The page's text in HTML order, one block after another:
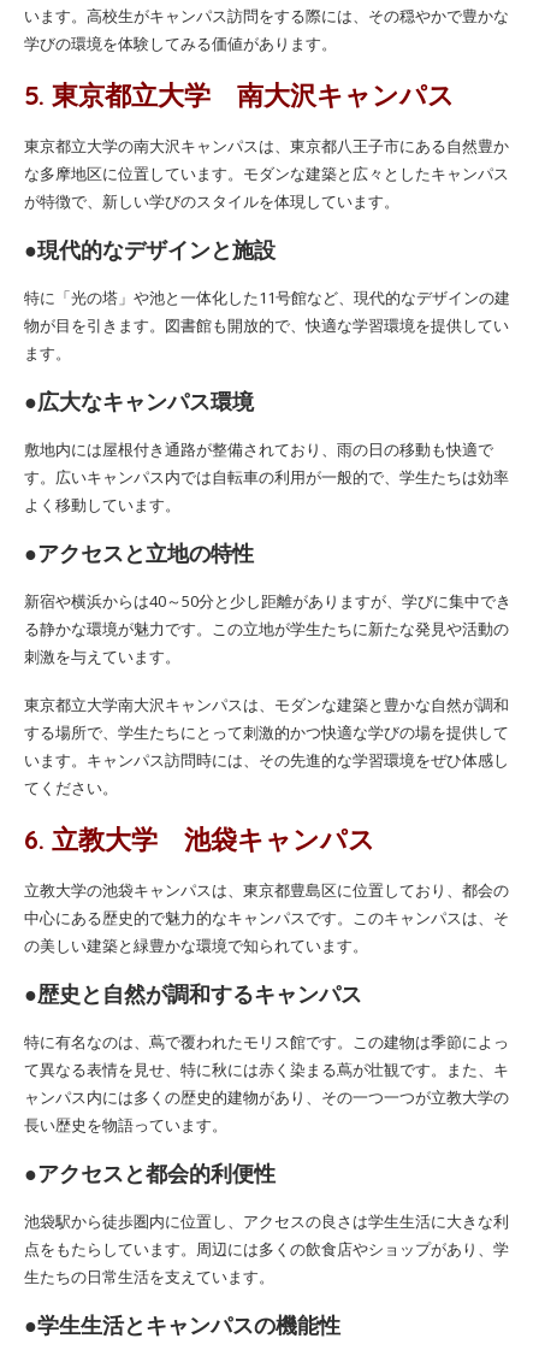
います。高校生がキャンパス訪問をする際には、その穏やかで豊かな
学びの環境を体験してみる価値があります。
5. 東京都立大学 南大沢キャンパス
東京都立大学の南大沢キャンパスは、東京都八王子市にある自然豊か
な多摩地区に位置しています。モダンな建築と広々としたキャンパス
が特徴で、新しい学びのスタイルを体現しています。
●現代的なデザインと施設
特に「光の塔」や池と一体化した11号館など、現代的なデザインの建
物が目を引きます。図書館も開放的で、快適な学習環境を提供してい
ます。
●広大なキャンパス環境
敷地内には屋根付き通路が整備されており、雨の日の移動も快適で
す。広いキャンパス内では自転車の利用が一般的で、学生たちは効率
よく移動しています。
●アクセスと立地の特性
新宿や横浜からは40～50分と少し距離がありますが、学びに集中でき
る静かな環境が魅力です。この立地が学生たちに新たな発見や活動の
刺激を与えています。
東京都立大学南大沢キャンパスは、モダンな建築と豊かな自然が調和
する場所で、学生たちにとって刺激的かつ快適な学びの場を提供して
います。キャンパス訪問時には、その先進的な学習環境をぜひ体感し
てください。
6. 立教大学 池袋キャンパス
立教大学の池袋キャンパスは、東京都豊島区に位置しており、都会の
中心にある歴史的で魅力的なキャンパスです。このキャンパスは、そ
の美しい建築と緑豊かな環境で知られています。
●歴史と自然が調和するキャンパス
特に有名なのは、蔦で覆われたモリス館です。この建物は季節によっ
て異なる表情を見せ、特に秋には赤く染まる蔦が壮観です。また、キ
ャンパス内には多くの歴史的建物があり、その一つ一つが立教大学の
長い歴史を物語っています。
●アクセスと都会的利便性
池袋駅から徒歩圏内に位置し、アクセスの良さは学生生活に大きな利
点をもたらしています。周辺には多くの飲食店やショップがあり、学
生たちの日常生活を支えています。
●学生生活とキャンパスの機能性